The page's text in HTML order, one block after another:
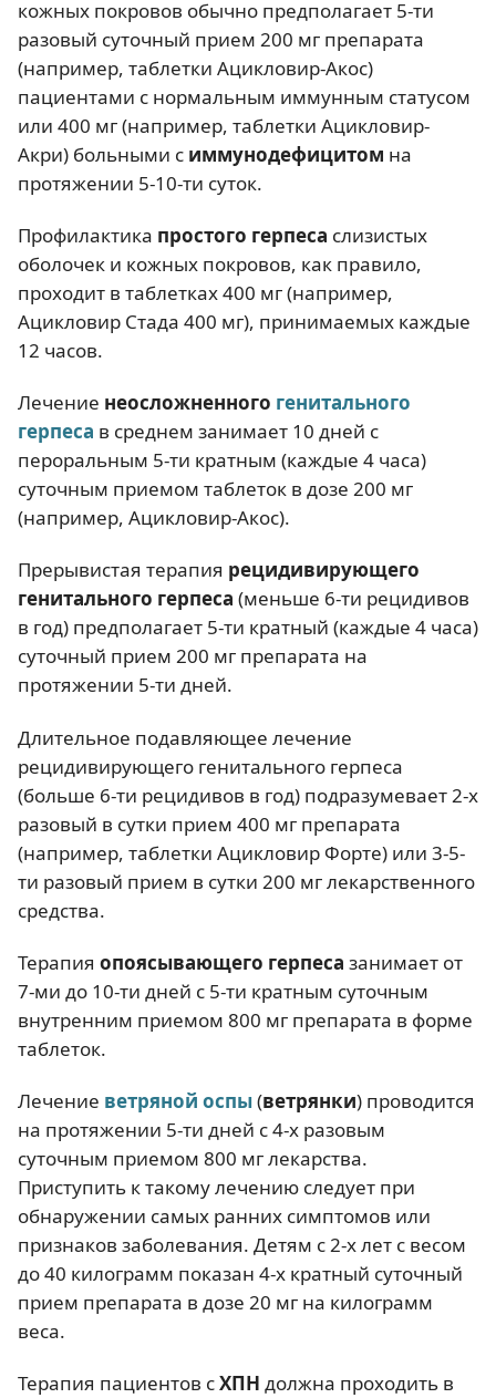
кожных покровов обычно предполагает 5-ти
разовый суточный прием 200 мг препарата
(например, таблетки Ацикловир-Акос)
пациентами с нормальным иммунным статусом
или 400 мг (например, таблетки Ацикловир-
Акри) больными с иммунодефицитом на
протяжении 5-10-ти суток.
Профилактика простого герпеса слизистых
оболочек и кожных покровов, как правило,
проходит в таблетках 400 мг (например,
Ацикловир Стада 400 мг), принимаемых каждые
12 часов.
Лечение неосложненного генитального
герпеса в среднем занимает 10 дней с
пероральным 5-ти кратным (каждые 4 часа)
суточным приемом таблеток в дозе 200 мг
(например, Ацикловир-Акос).
Прерывистая терапия рецидивирующего
генитального герпеса (меньше 6-ти рецидивов
в год) предполагает 5-ти кратный (каждые 4 часа)
суточный прием 200 мг препарата на
протяжении 5-ти дней.
Длительное подавляющее лечение
рецидивирующего генитального герпеса
(больше 6-ти рецидивов в год) подразумевает 2-х
разовый в сутки прием 400 мг препарата
(например, таблетки Ацикловир Форте) или 3-5-
ти разовый прием в сутки 200 мг лекарственного
средства.
Терапия опоясывающего герпеса занимает от
7-ми до 10-ти дней с 5-ти кратным суточным
внутренним приемом 800 мг препарата в форме
таблеток.
Лечение ветряной оспы(ветрянки) проводится
на протяжении 5-ти дней с 4-х разовым
суточным приемом 800 мг лекарства.
Приступить к такому лечению следует при
обнаружении самых ранних симптомов или
признаков заболевания. Детям с 2-х лет с весом
до 40 килограмм показан 4-х кратный суточный
прием препарата в дозе 20 мг на килограмм
веса.
Терапия пациентов сХПН должна проходить в